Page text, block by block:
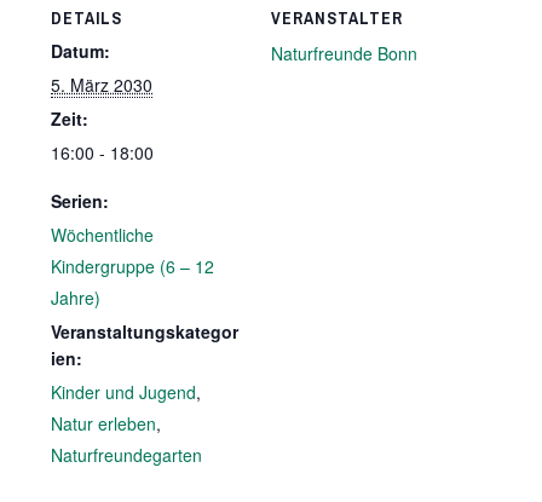
DETAILS
Datum:
5. März 2030
Zeit:
16:00 - 18:00
Serien:
Wöchentliche
Kindergruppe (6 – 12
Jahre)
Veranstaltungskategor
ien:
Kinder und Jugend,
Natur erleben,
Naturfreundegarten
VERANSTALTER
Naturfreunde Bonn